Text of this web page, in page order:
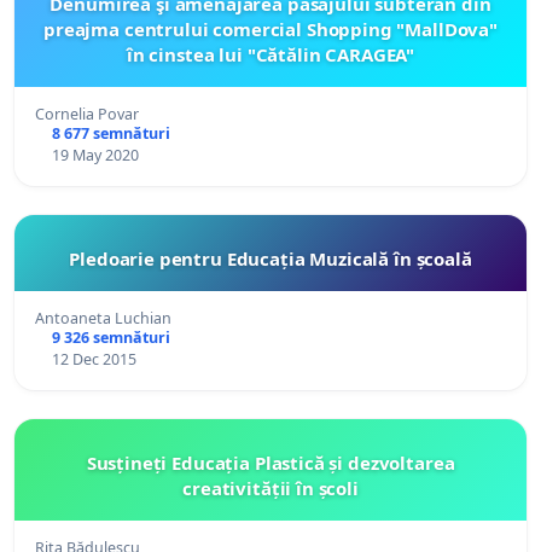
preajma centrului comercial Shopping "MallDova"
în cinstea lui "Cătălin CARAGEA"
Cornelia Povar
8 677 semnături
19 May 2020
Pledoarie pentru Educația Muzicală în școală
Antoaneta Luchian
9 326 semnături
12 Dec 2015
Susțineți Educația Plastică și dezvoltarea
creativității în școli
Rita Bădulescu